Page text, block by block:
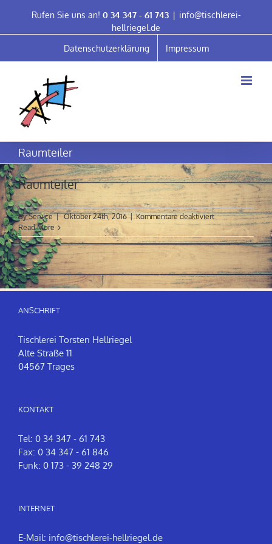
content
Rufen Sie uns an! 0 34 347 - 61 743 | info@tischlerei-
hellriegel.de
Datenschutzerklärung
Impressum
Raumteiler
Raumteiler
ByService | Oktober 24th, 2016 | Kommentare deaktiviertfür
Raumteiler
Read More
ANSCHRIFT
Tischlerei Torsten Hellriegel
Alte Straße 11
04567 Trages
KONTAKT
Tel: 0 34 347 - 61 743
Fax: 0 34 347 - 61 846
Funk: 0 173 - 39 248 29
INTERNET
E-Mail: info@tischlerei-hellriegel.de